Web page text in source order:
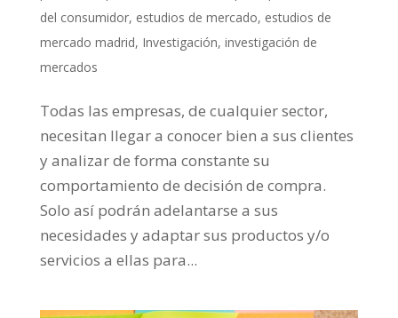
del consumidor, estudios de mercado, estudios de
mercado madrid, Investigación, investigación de
mercados
Todas las empresas, de cualquier sector,
necesitan llegar a conocer bien a sus clientes
y analizar de forma constante su
comportamiento de decisión de compra.
Solo así podrán adelantarse a sus
necesidades y adaptar sus productos y/o
servicios a ellas para...